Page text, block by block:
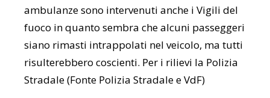
ambulanze sono intervenuti anche i Vigili del
fuoco in quanto sembra che alcuni passeggeri
siano rimasti intrappolati nel veicolo, ma tutti
risulterebbero coscienti. Per i rilievi la Polizia
Stradale (Fonte Polizia Stradale e VdF)